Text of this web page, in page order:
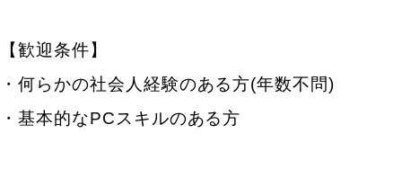
【歓迎条件】
・何らかの社会人経験のある方(年数不問)
・基本的なPCスキルのある方